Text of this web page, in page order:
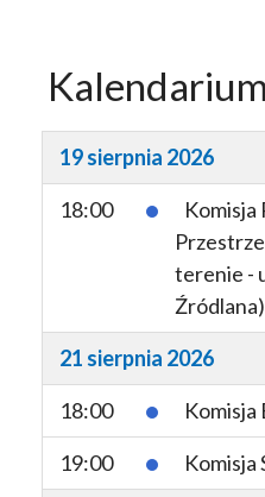
19 sierpnia 2026
18:00
Komisja
terenie -
Źródlana)
21 sierpnia 2026
18:00
Komisja
19:00
Komisja